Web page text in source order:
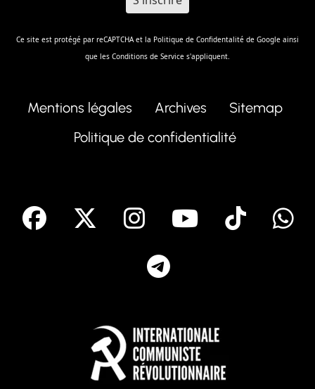
Ce site est protégé par reCAPTCHA et la Politique de Confidentalité de Google ainsi
que les Conditions de Service s'appliquent.
Mentions légales Archives
Sitemap
Politique de confidentialité
facebook Instagram
Youtube
Tik